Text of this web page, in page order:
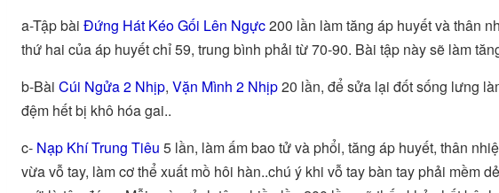
a-Tập bài Đứng Hát Kéo Gối Lên Ngực200 lần làm tăng áp huyết và thân
thứ hai của áp huyết chỉ 59, trung bình phải từ 70-90. Bài tập này sẽ làm
b-Bài Cúi Ngửa 2 Nhịp, Vặn Mình 2 Nhịp20 lần, để sửa lại đốt sống lưng
đệm hết bị khô hóa gai..
c- Nạp Khí Trung Tiêu 5 lần, làm ấm bao tử và phổi, tăng áp huyết, thân
vừa vỗ tay, làm cơ thể xuất mồ hôi hàn..chú ý khi vỗ tay bàn tay phải mềm